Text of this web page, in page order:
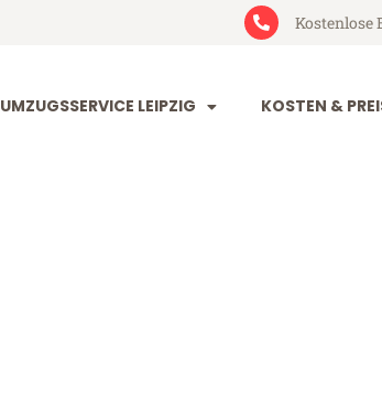
Kostenlose
UMZUGSSERVICE LEIPZIG KOSTEN &